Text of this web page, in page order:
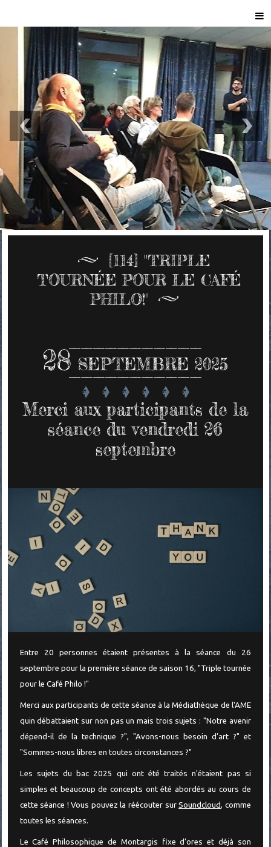
[114] "TRIPLE
TOURNÉE POUR LE CAFÉ
PHILO!"
28 SEPTEMBRE 2025
Merci aux participants de la
séance du vendredi 26
septembre
Entre 20 personnes étaient présentes à la séance du 26
septembre pour la première séance de saison 16, "Triple tournée
pour le Café Philo !"
Merci aux participants de cette séance à la Médiathèque de l'AME
quin débattaient sur non pas un mais trois sujets : "Notre avenir
dépend-il de la technique ?", "Avons-nous besoin d’art ?" et
"Sommes-nous libres en toutes circonstances ?"
Les sujets du bac 2025 qui ont été traités n'étaient pas si
simples et beaucoup de concepts ont été abordés au cours de
cette séance ! Vous pouvez la réécouter surSoundcloud, comme
toutes les séances.
Le Café Philosophique de Montargis fixe d'ores et déjà son